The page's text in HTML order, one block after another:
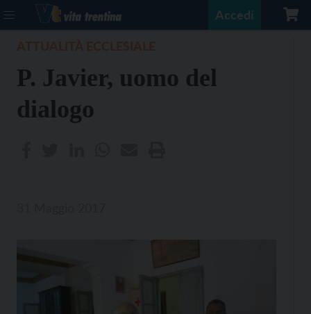
Accedi
P. Javier, uomo del
dialogo